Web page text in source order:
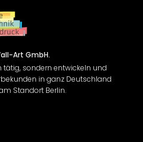
Art GmbH.
tätig, sondern entwickeln und
in ganz Deutschland
Standort Berlin.